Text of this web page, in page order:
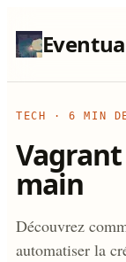
TECH ·6 MIN
main
Découvrez
automatiser la